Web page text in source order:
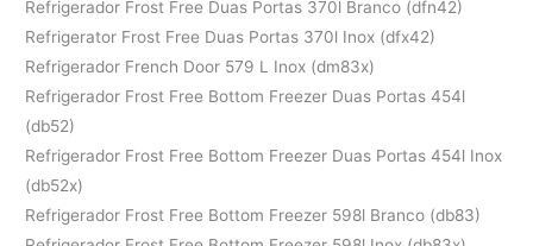
Refrigerador Frost Free Duas Portas 370l Branco (dfn42)
Refrigerator Frost Free Duas Portas 370l Inox (dfx42)
Refrigerador French Door 579 L Inox (dm83x)
Refrigerador Frost Free Bottom Freezer Duas Portas 454l
(db52)
Refrigerador Frost Free Bottom Freezer Duas Portas 454l Inox
(db52x)
Refrigerador Frost Free Bottom Freezer 598l Branco (db83)